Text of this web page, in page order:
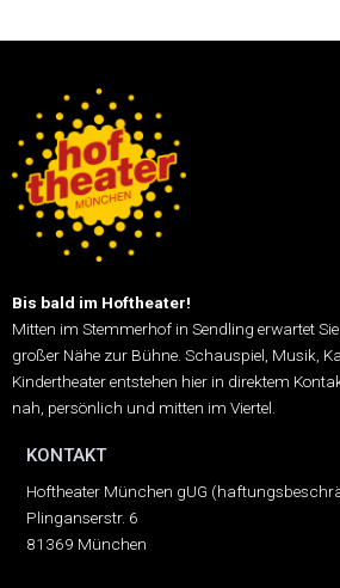
Bis bald im Hoftheater!
Mitten im Stemmerhof in Sendling erwartet
großer Nähe zur Bühne. Schauspiel, Musik,
Kindertheater entstehen hier in direktem
nah, persönlich und mitten im Viertel.
KONTAKT
Hoftheater München gUG
Plinganserstr. 6
81369 München